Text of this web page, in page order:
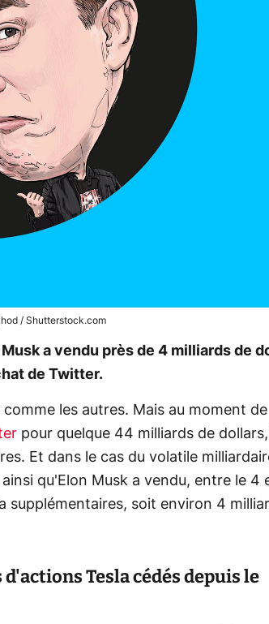
/ Shutterstock.com
a vendu près de 4 milliards de
de Twitter.
les autres. Mais au moment de
pour quelque 44 milliards de
Et dans le cas du volatile
qu'Elon Musk a vendu, entre le 4
supplémentaires, soit environ 4
Tesla cédés depuis le